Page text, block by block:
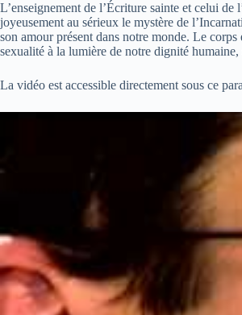
L’enseignement de l’Écriture sainte et celui
joyeusement au sérieux le mystère de
son amour présent dans notre monde. Le
sexualité à la lumière de notre dignité
La vidéo est accessible directement sous ce